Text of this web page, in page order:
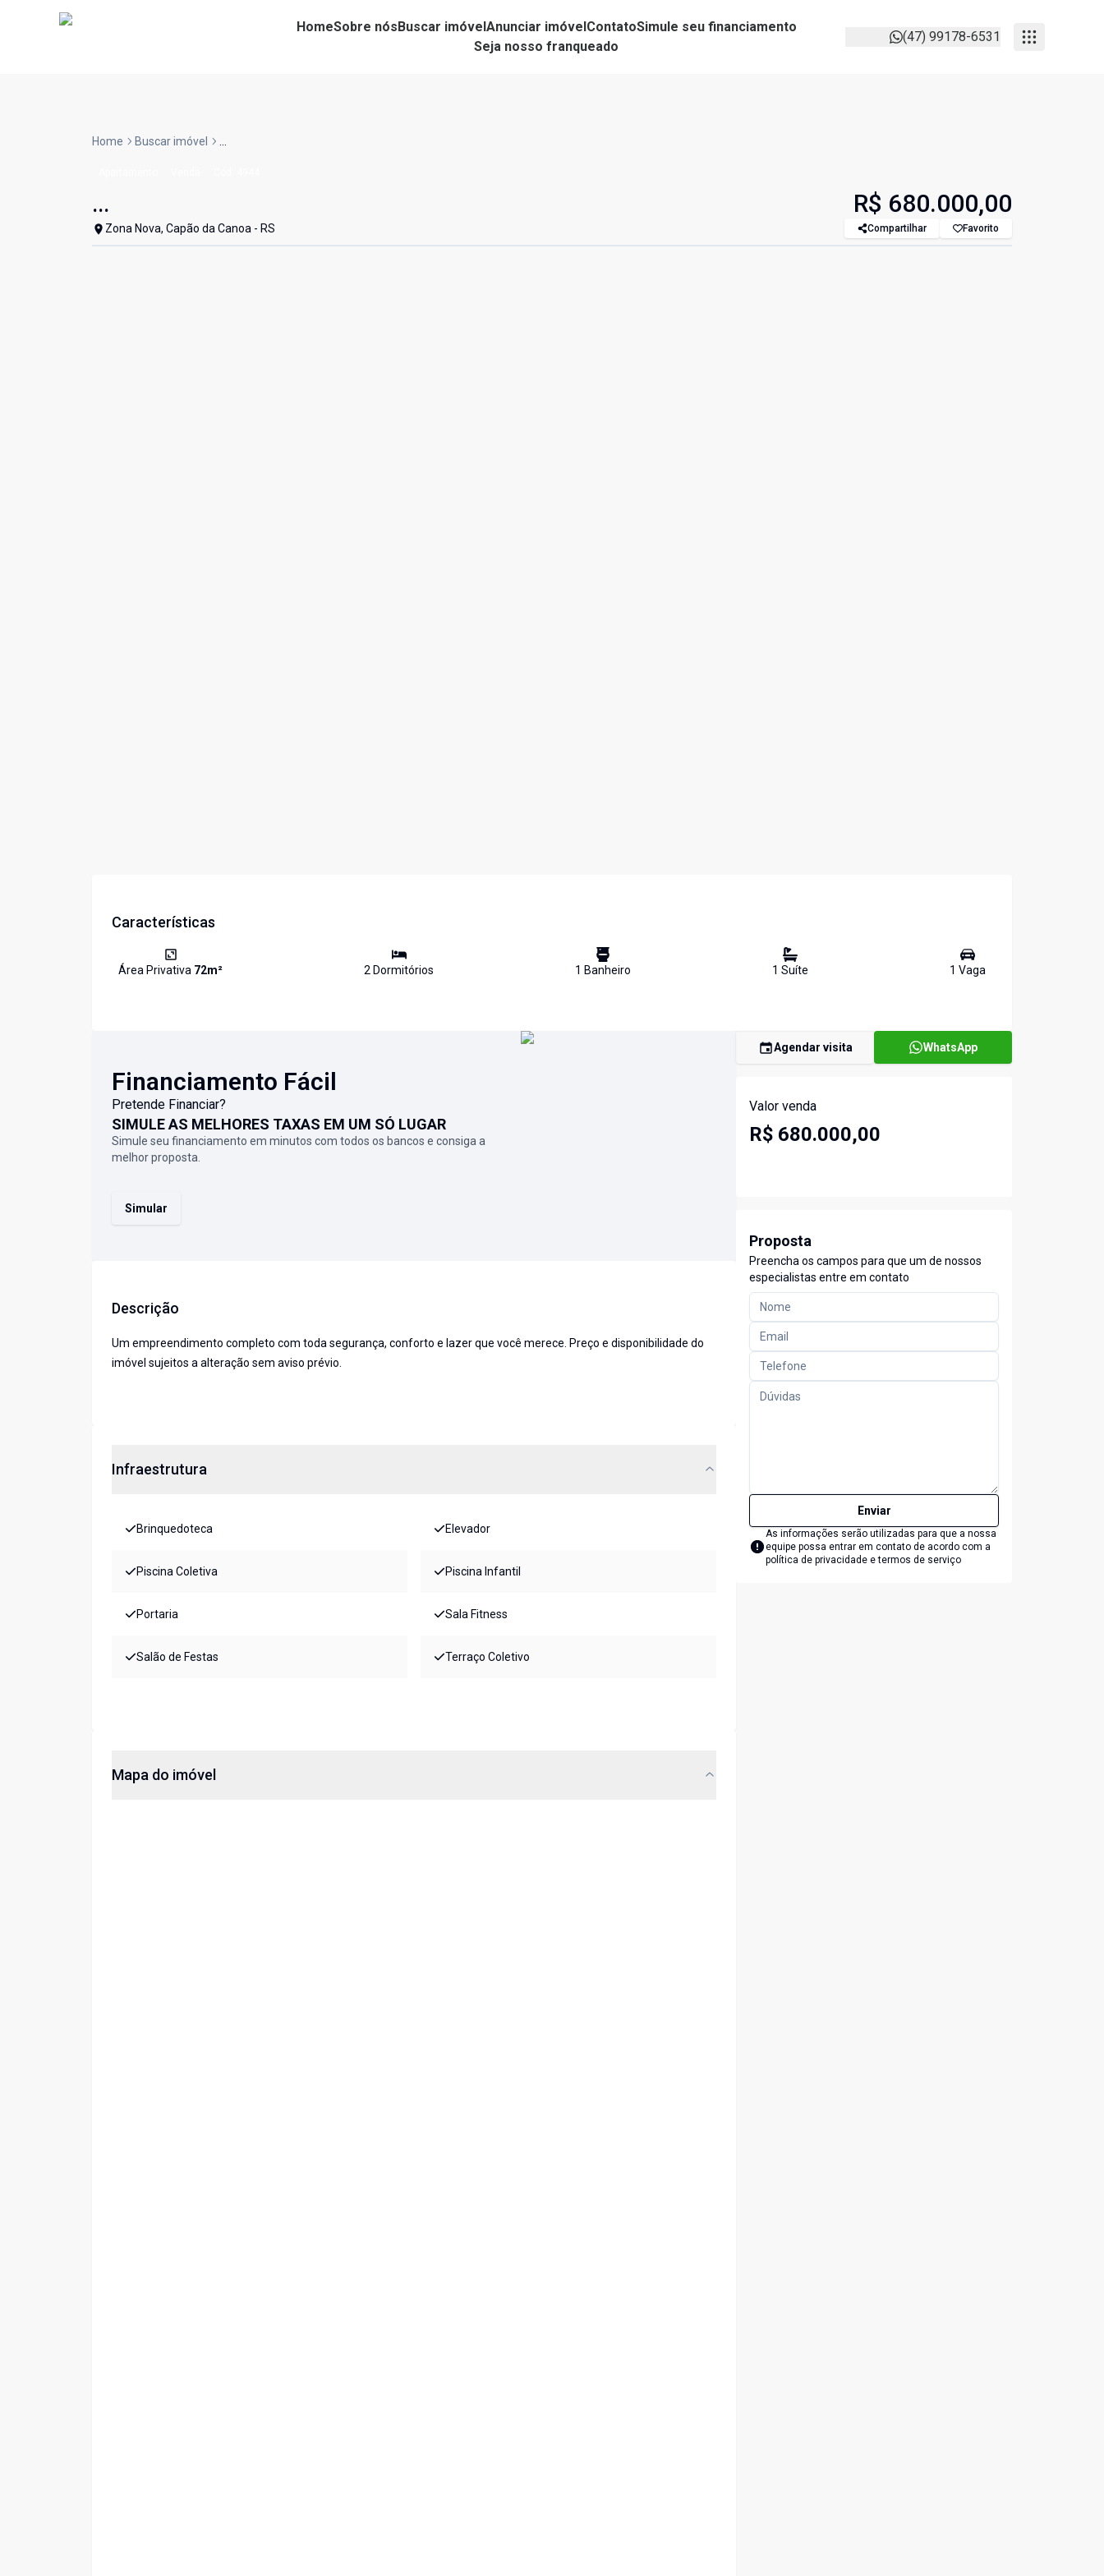
HomeSobre nósBuscar imóvelAnunciar imóvelContatoSimule seu financiamento
Seja nosso franqueado
(47) 99178-6531
Home Buscar imóvel ...
...
Zona Nova, Capão da Canoa - RS
R$ 680.000,00
Compartilhar Favorito
Características
Área Privativa 72m² 2 Dormitórios 1 Banheiro 1 Suíte 1 Vaga
Financiamento Fácil
Pretende Financiar?
SIMULE AS MELHORES TAXAS EM UM SÓ LUGAR
Simule seu financiamento em minutos com todos os bancos e consiga a
melhor proposta.
Simular
Descrição
Um empreendimento completo com toda segurança, conforto e lazer que você merece. Preço e disponibilidade do
imóvel sujeitos a alteração sem aviso prévio.
Infraestrutura
Brinquedoteca Elevador
Piscina Coletiva Piscina Infantil
Portaria Sala Fitness
Salão de Festas Terraço Coletivo
Mapa do imóvel
Agendar visita WhatsApp
Valor venda
R$ 680.000,00
Proposta
Preencha os campos para que um de nossos
especialistas entre em contato
Enviar
As informações serão utilizadas para que a nossa
equipe possa entrar em contato de acordo com a
política de privacidade e termos de serviço